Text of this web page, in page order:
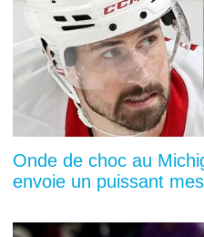
Onde de choc au
envoie un puissant